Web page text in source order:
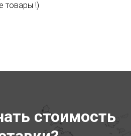
товары !)
стоимость